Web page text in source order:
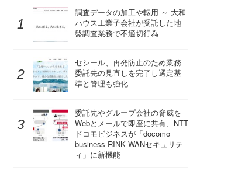
調査データの加工や転用 ～ 大和
ハウス工業子会社が受託した地
盤調査業務で不適切行為
セシール、再発防止のため業務
委託先の見直しを完了し選定基
準と管理も強化
委託先やグループ会社の脅威を
Webとメールで即座に共有、NTT
ドコモビジネスが「docomo
business RINK WANセキュリテ
ィ」に新機能